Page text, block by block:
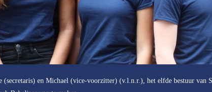
en Michael (vice-voorzitter) (v.l.n.r.), het elfde bestuur van